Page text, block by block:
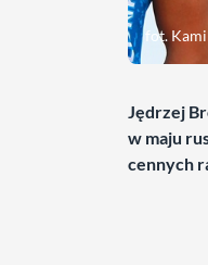
fot.
Jędrzej
w maju
cennych